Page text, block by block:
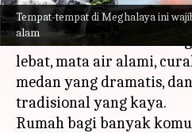
Tempat-tempat di Meghalaya ini
alam
Terletak di Timur Laut
terkenal akan
lebat, mata air alami,
medan yang dramatis,
tradisional yang kaya.
Rumah bagi banyak